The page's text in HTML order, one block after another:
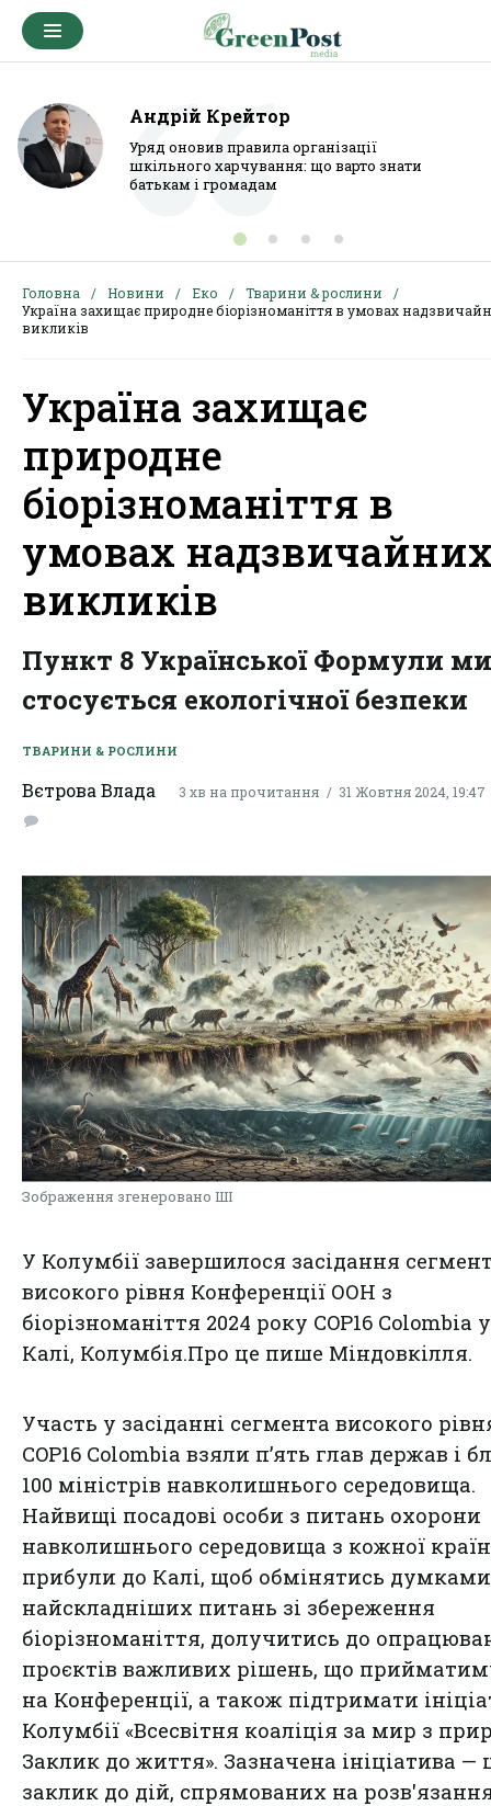
Андрій Крейтор
Уряд оновив правила організації
шкільного харчування: що варто знати
батькам і громадам
Головна Новини Еко
Тварини & рослини
Україна захищає природне біорізноманіття в умовах
викликів
Україна захищає
природне
біорізноманіття в
умовах
викликів
Пункт 8 Української Формули
стосується екологічної безпеки
ТВАРИНИ & РОСЛИНИ
Вєтрова Влада 3 хв на прочитання 31 Жовтня 2024, 19:47
Зображення згенеровано ШІ
У Колумбії завершилося засідання
високого рівня Конференції ООН з
біорізноманіття 2024 року COP16 Colombia
Калі, Колумбія.Про це пише Міндовкілля.
Участь у засіданні сегмента високого
COP16 Colombia взяли п’ять глав держав і
100 міністрів навколишнього середовища.
Найвищі посадові особи з питань охорони
навколишнього середовища з кожної
прибули до Калі, щоб обмінятись
найскладніших питань зі збереження
біорізноманіття, долучитись до
проєктів важливих рішень, що
на Конференції, а також підтримати
Колумбії «Всесвітня коаліція за мир з
Заклик до життя». Зазначена ініціатива —
заклик до дій, спрямованих на